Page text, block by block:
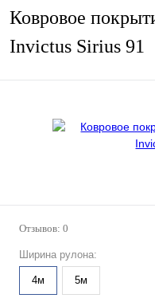
Ковровое
Invictus Sirius 91
Отзывов: 0
Ширина рулона:
4м 5м